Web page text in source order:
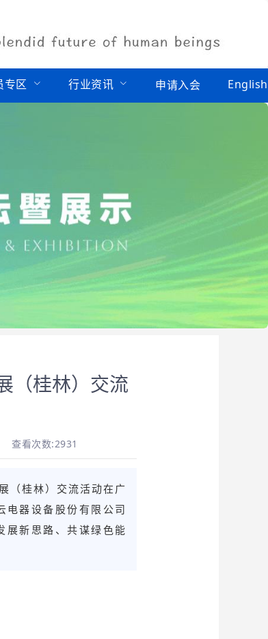
专区 行业资讯 申请入会 English
（桂林）交流
查看次数:2931
（桂林）交流活动在广
电器设备股份有限公司
展新思路、共谋绿色能